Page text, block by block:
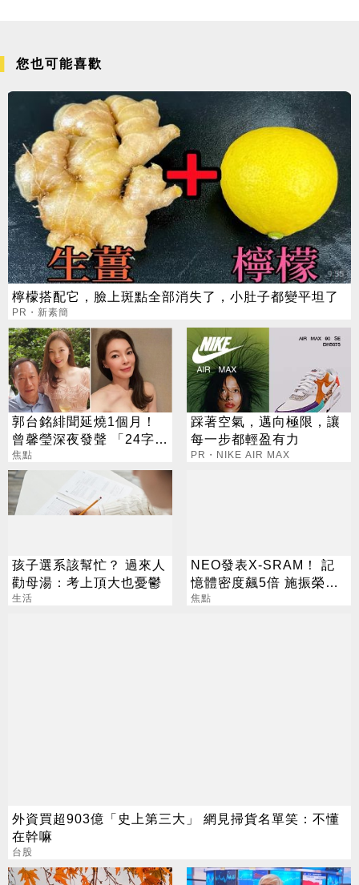
您也可能喜歡
檸檬搭配它，臉上斑點全部消失了，小肚子都變平坦了
PR・新素簡
郭台銘緋聞延燒1個月！
曾馨瑩深夜發聲 「24字」
吐盡最心繫的事
焦點
踩著空氣，邁向極限，讓
每一步都輕盈有力
PR・NIKE AIR MAX
孩子選系該幫忙？ 過來人
勸母湯：考上頂大也憂鬱
生活
NEO發表X-SRAM！ 記
憶體密度飆5倍 施振榮：
半導體迎新革命
焦點
外資買超903億「史上第三大」 網見掃貨名單笑：不懂
在幹嘛
台股